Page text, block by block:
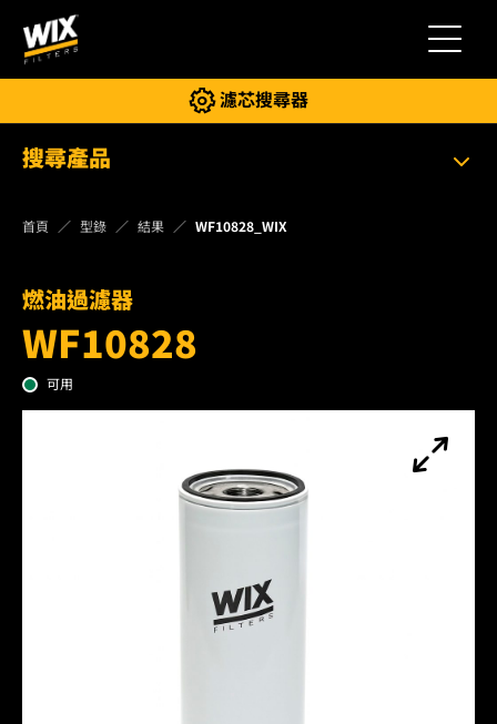
切換導航
濾芯搜尋器
搜尋產品
首頁 型錄 結果 WF10828_WIX
燃油過濾器
WF10828
可用